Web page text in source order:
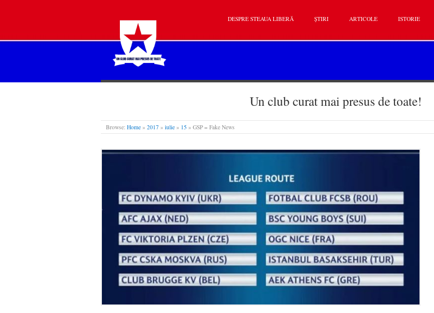
STEAUA LIBERĂ
DESPRE STEAUA LIBERĂ ȘTIRI ARTICOLE ISTORIE
Un club curat mai presus de toate!
Browse: Home » 2017 » iulie » 15 » GSP = Fake News